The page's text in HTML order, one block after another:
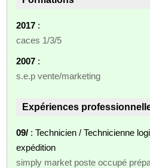
2017 :
caces 1/3/5
2007 :
s.e.p vente/marketing
Expériences
09/ : Technicien / Technicienne
expédition
simply market poste occupé